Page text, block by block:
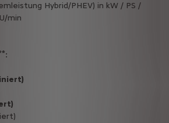
Hybrid/PHEV) in kW / PS /
min
: